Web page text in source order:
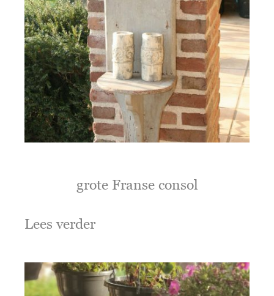
grote Franse consol
Lees verder